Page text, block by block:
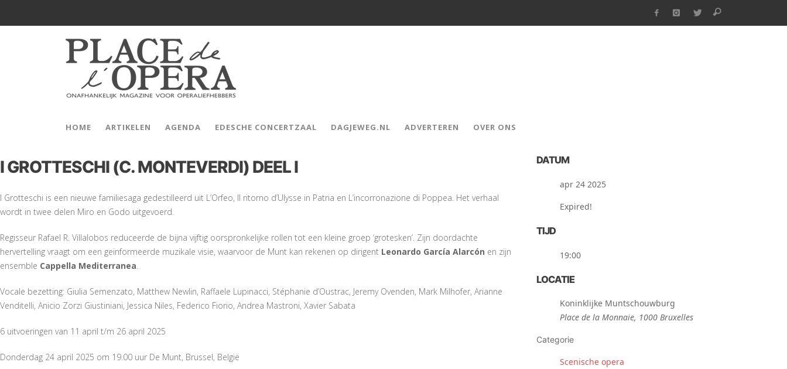
HOME ARTIKELEN AGENDA EDESCHE CONCERTZAAL DAGJEWEG.NL ADVERTEREN OVER ONS
I GROTTESCHI (C. MONTEVERDI) DEEL I
I Grotteschi is een nieuwe familiesaga gedestilleerd uit L’Orfeo, Il ritorno d’Ulysse in Patria en L’incorronazione di Poppea. Het verhaal
wordt in twee delen Miro en Godo uitgevoerd.
Regisseur Rafael R. Villalobos reduceerde de bijna vijftig oorspronkelijke rollen tot een kleine groep ‘grotesken’. Zijn doordachte
hervertelling vraagt om een geïnformeerde muzikale visie, waarvoor de Munt kan rekenen op dirigent Leonardo García Alarcón en zijn
ensemble Cappella Mediterranea
Vocale bezetting: Giulia Semenzato, Matthew Newlin, Raffaele Lupinacci, Stéphanie d’Oustrac, Jeremy Ovenden, Mark Milhofer, Arianne
Venditelli, Anicio Zorzi Giustiniani, Jessica Niles, Federico Fiorio, Andrea Mastroni, Xavier Sabata
6 uitvoeringen van 11 april t/m 26 april 2025
Donderdag 24 april 2025 om 19.00 uur De Munt, Brussel, België
DATUM
apr 24 2025
Expired!
TIJD
19:00
LOCATIE
Koninklijke Muntschouwburg
Place de la Monnaie, 1000 Bruxelles
Categorie
Scenische opera